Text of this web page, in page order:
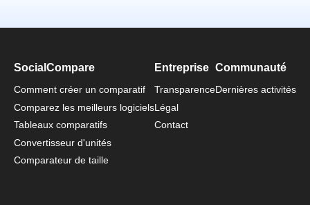
SocialCompare
Comment créer un comparatif
Comparez les meilleurs logiciels
Tableaux comparatifs
Convertisseur d'unités
Comparateur de taille
Entreprise
Transparence
Légal
Contact
Communauté
Dernières activités